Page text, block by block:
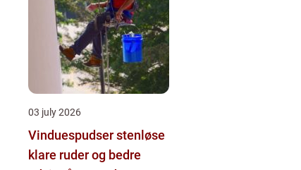
03 july 2026
Vinduespudser stenløse
klare ruder og bedre